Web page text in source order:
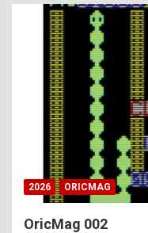
2026 ORICMAG
OricMag 002